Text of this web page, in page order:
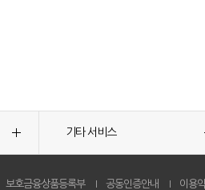
기타 서비스
보호금융상품등록부 공동인증안내 이용